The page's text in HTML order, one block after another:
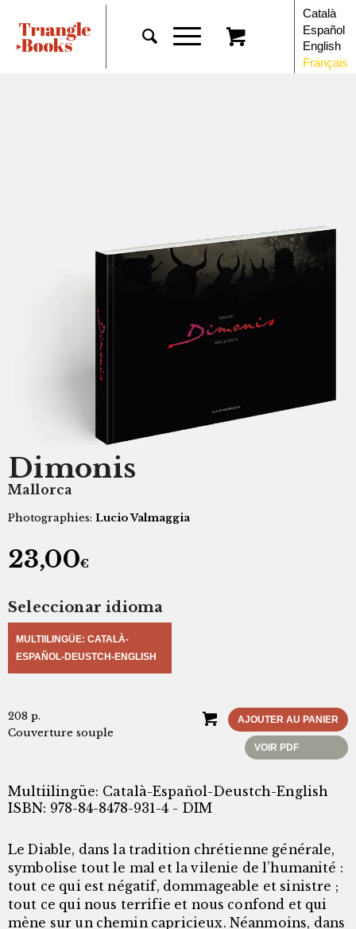
Català
Español
English
Français
Dimonis
Mallorca
Photographies: Lucio Valmaggia
23,00€
Seleccionar idioma
MULTIILINGÜE: CATALÀ-
ESPAÑOL-DEUSTCH-ENGLISH
208 p.
Couverture souple
AJOUTER AU PANIER
VOIR PDF
Multiilingüe: Català-Español-Deustch-English
ISBN: 978-84-8478-931-4 - DIM
Le Diable, dans la tradition chrétienne générale,
symbolise tout le mal et la vilenie de l’humanité :
tout ce qui est négatif, dommageable et sinistre ;
tout ce qui nous terrifie et nous confond et qui
mène sur un chemin capricieux. Néanmoins, dans